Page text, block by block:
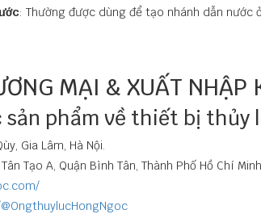
: Thường được dùng để tạo nhánh dẫn
MẠI & XUẤT NHẬP
sản phẩm về thiết bị thủy
Gia Lâm, Hà Nội.
Tạo A, Quận Bình Tân, Thành Phố Hồ Chí